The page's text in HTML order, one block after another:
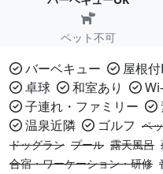
ペット不可
バーベキュー 屋根
卓球
和室あり
子連れ・ファミリー
温泉近隣
ゴルフ ペ
ドッグラン プール 露天風呂
合宿・ワーケーション・研修